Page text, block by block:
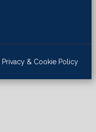
Privacy & Cookie Policy